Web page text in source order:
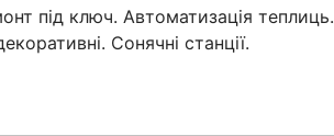
під ключ. Автоматизація теплиць.
Сонячні станції.